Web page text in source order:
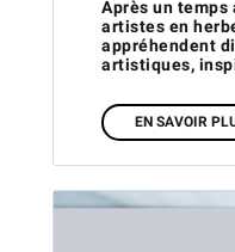
Après un temps
artistes en
appréhendent
artistiques,
EN SAVOIR